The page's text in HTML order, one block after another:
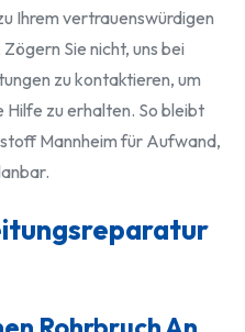
Ihrem vertrauenswürdigen
Sie nicht, uns bei
zu kontaktieren, um
Hilfe zu erhalten. So bleibt
Mannheim für Aufwand,